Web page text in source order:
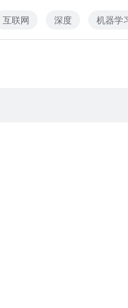
是什么
本身更重要
长任务
互联网 深度 机器学